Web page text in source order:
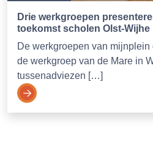
Drie werkgroepen
toekomst scholen Olst-Wijhe
De werkgroepen van mijnplein
de werkgroep van de Mare in
tussenadviezen […]